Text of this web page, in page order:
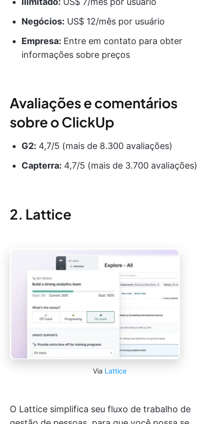
Negócios: US$ 12/mês por usuário
Empresa: Entre em contato para obter
informações sobre preços
Avaliações e comentários
sobre o ClickUp
G2: 4,7/5 (mais de 8.300 avaliações)
Capterra: 4,7/5 (mais de 3.700 avaliações)
2. Lattice
Via Lattice
O Lattice simplifica seu fluxo de trabalho de